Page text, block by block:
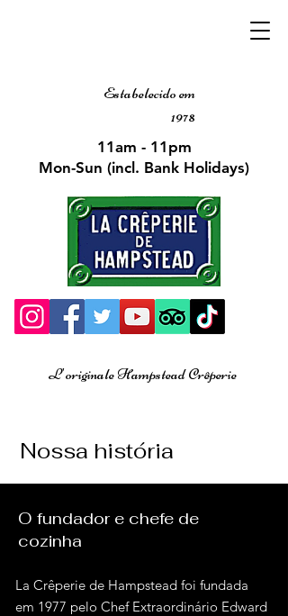
Estabelecido em
1978
11am - 11pm
Mon-Sun (incl. Bank Holidays)
L'originale Hampstead Crêperie
Nossa história
O fundador e chefe de
cozinha
La Crêperie de Hampstead foi fundada
em 1977 pelo Chef Extraordinário Edward